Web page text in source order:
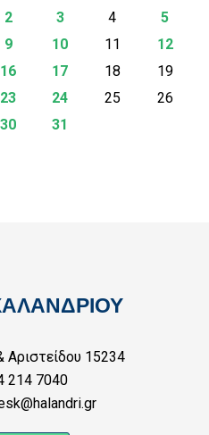
2 3 4
5
9 10 11
12
16 17 18
19
23 24 25
26
30
31
Αριστείδου 15234
214 7040